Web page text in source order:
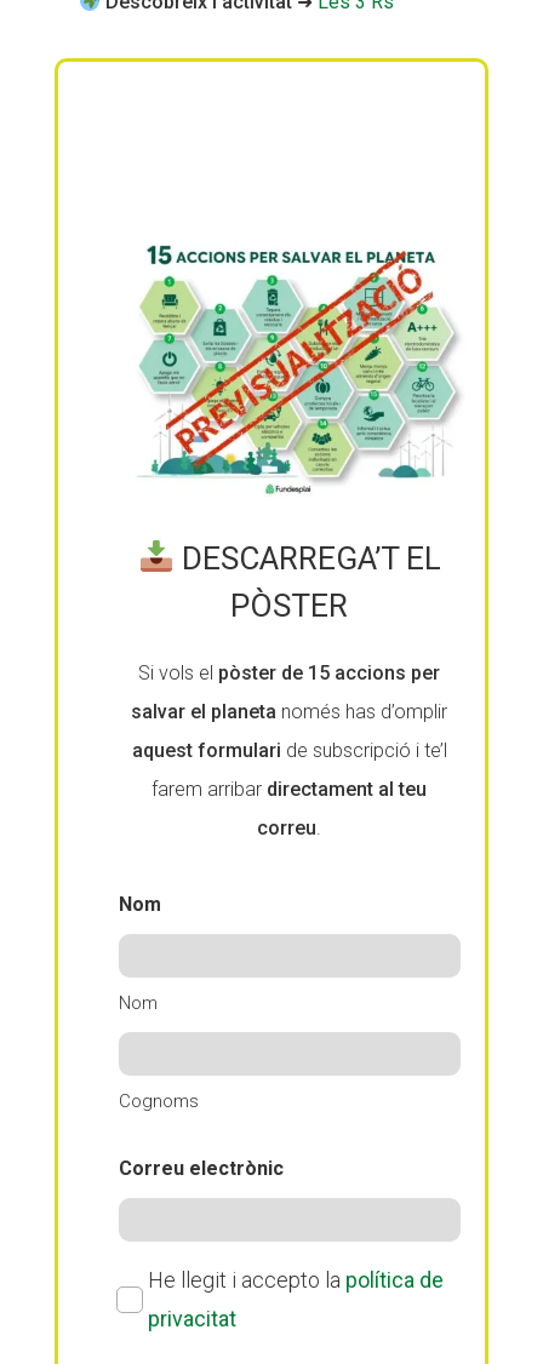
DESCARREGA’T EL
PÒSTER
Si vols el pòster de 15 accions per
salvar el planeta només has d’omplir
aquest formulari de subscripció i te’l
farem arribar directament al teu
correu
Nom
Nom
Cognoms
Correu electrònic
Política
de
He llegit i accepto la política de
privacitat